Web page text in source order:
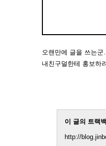
오랜만에 글을 쓰는군
내친구덜한테 홍보하
이 글의 트랙
http://